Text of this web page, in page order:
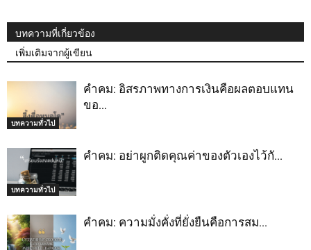
บทความที่เกี่ยวข้อง
เพิ่มเติมจากผู้เขียน
บทความทั่วไป
คำคม: อิสรภาพทางการเงินคือผลตอบแทน
ขอ…
บทความทั่วไป
คำคม: อย่าผูกติดคุณค่าของตัวเองไว้กั…
คำคม: ความมั่งคั่งที่ยั่งยืนคือการสม…